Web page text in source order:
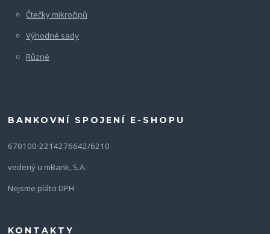
Čtečky mikročipů
Výhodné sady
Různé
BANKOVNÍ SPOJENÍ E-SHOPU
670100-2214276642/6210
vedený u mBank, S.A.
Nejsme plátci DPH
KONTAKTY